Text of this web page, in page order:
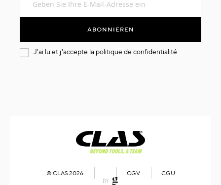
sich
an:
ABONNIEREN
J'ai lu et j'accepte la politique de confidentialité
© CLAS 2026 CGV CGU